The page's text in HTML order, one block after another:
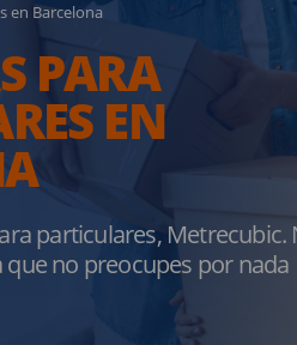
en Barcelona
PARA
EN
particulares, Metrecubic.
no preocupes por nada